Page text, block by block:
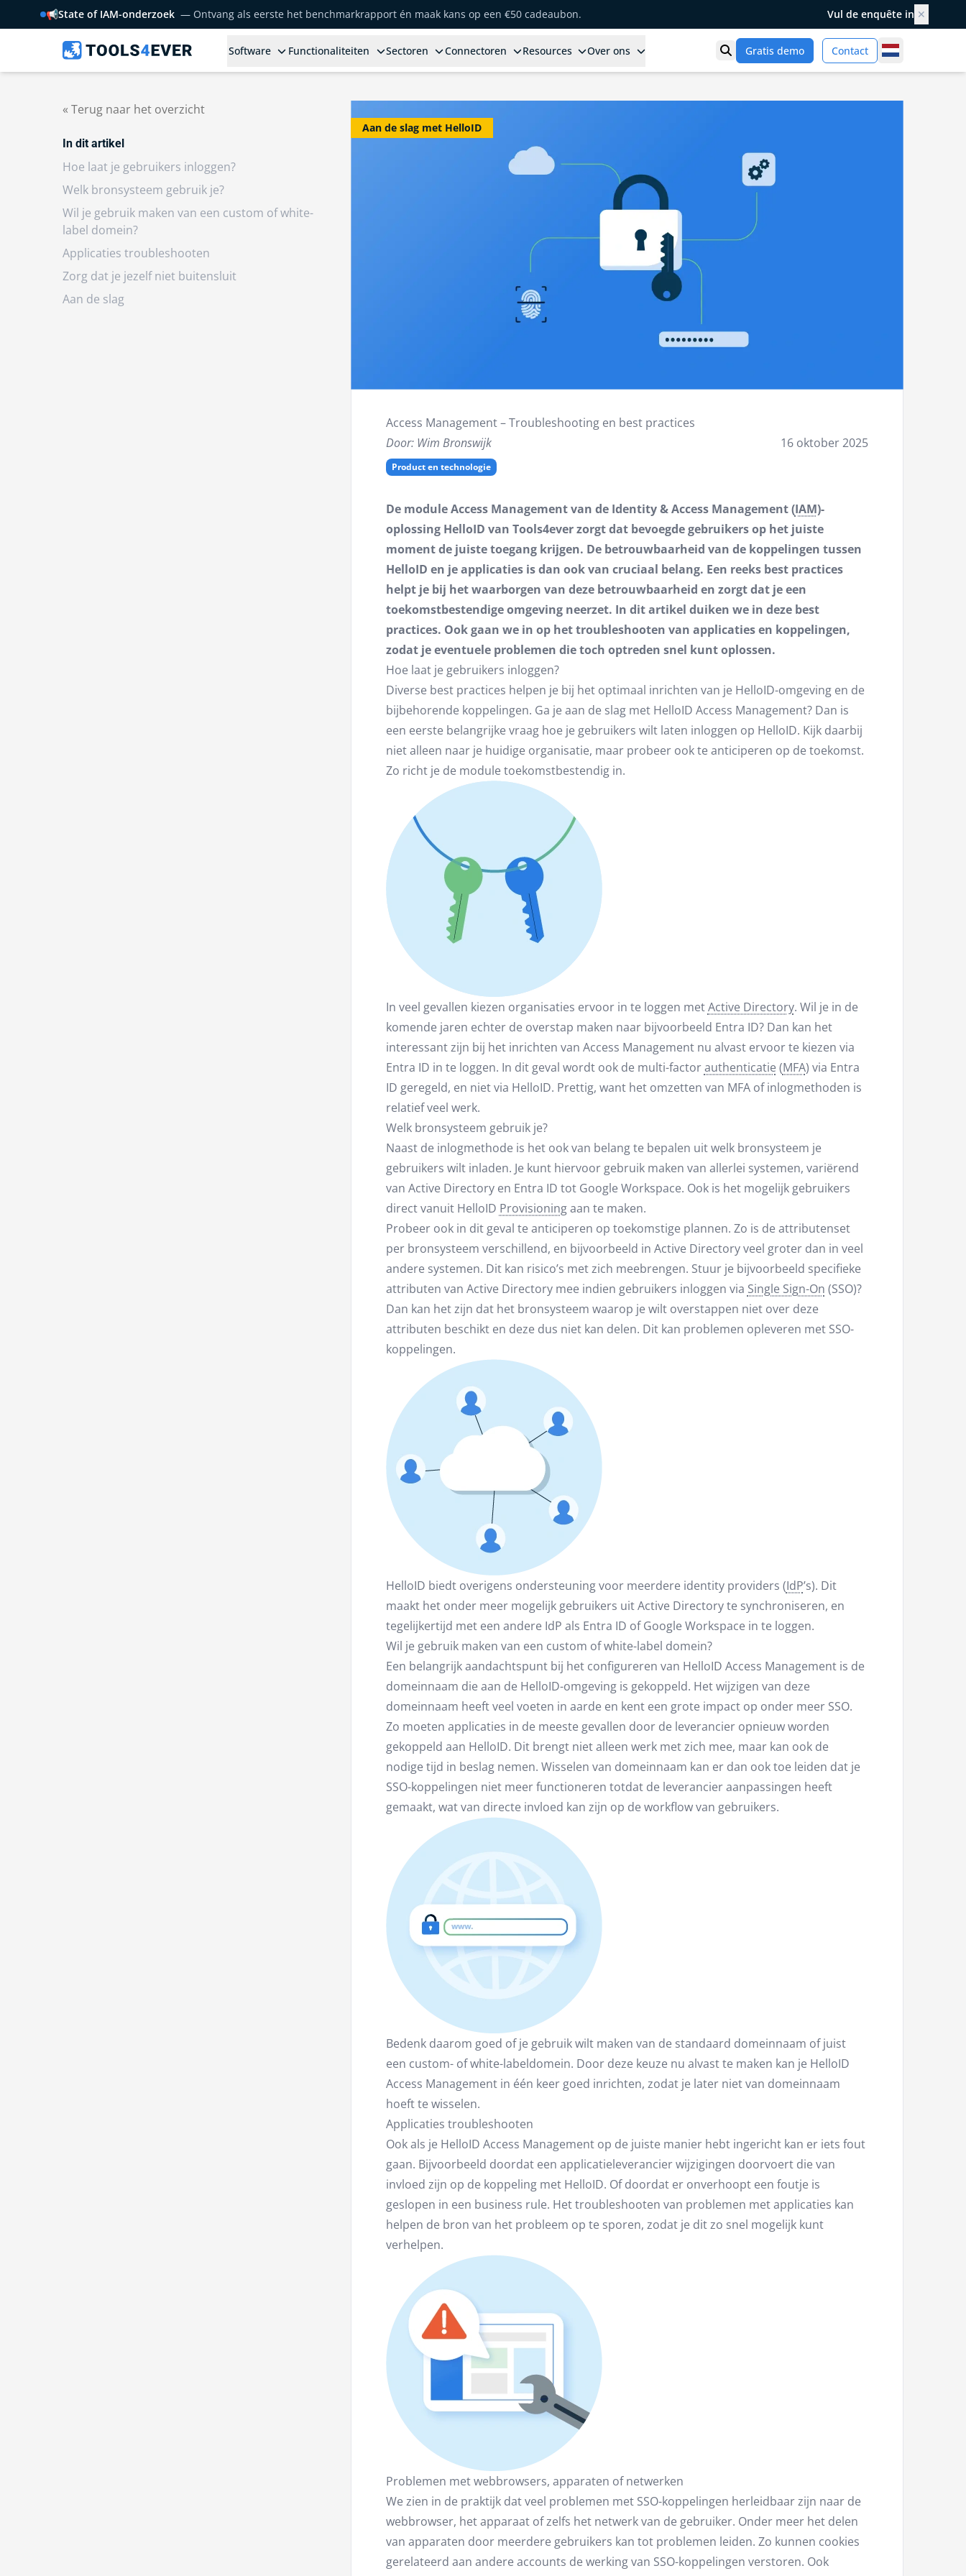
📢State of IAM-onderzoek — Ontvang als eerste het benchmarkrapport én maak kans op een €50 cadeaubon. Vul de enquête in ✕
Software Functionaliteiten Sectoren Connectoren Resources Over ons Toon zoek
Gratis demo Contact Netherlands
« Terug naar het overzicht
In dit artikel
Hoe laat je gebruikers inloggen?
Welk bronsysteem gebruik je?
Wil je gebruik maken van een custom of white-
label domein?
Applicaties troubleshooten
Zorg dat je jezelf niet buitensluit
Aan de slag
Aan de slag met HelloID
Access Management – Troubleshooting en best practices
Door: Wim Bronswijk
16 oktober 2025
Product en technologie
De module Access Management van de Identity & Access Management (IAM)-
oplossing HelloID van Tools4ever zorgt dat bevoegde gebruikers op het juiste
moment de juiste toegang krijgen. De betrouwbaarheid van de koppelingen tussen
HelloID en je applicaties is dan ook van cruciaal belang. Een reeks best practices
helpt je bij het waarborgen van deze betrouwbaarheid en zorgt dat je een
toekomstbestendige omgeving neerzet. In dit artikel duiken we in deze best
practices. Ook gaan we in op het troubleshooten van applicaties en koppelingen,
zodat je eventuele problemen die toch optreden snel kunt oplossen.
Hoe laat je gebruikers inloggen?
Diverse best practices helpen je bij het optimaal inrichten van je HelloID-omgeving en de
bijbehorende koppelingen. Ga je aan de slag met HelloID Access Management? Dan is
een eerste belangrijke vraag hoe je gebruikers wilt laten inloggen op HelloID. Kijk daarbij
niet alleen naar je huidige organisatie, maar probeer ook te anticiperen op de toekomst.
Zo richt je de module toekomstbestendig in.
In veel gevallen kiezen organisaties ervoor in te loggen metActive Directory. Wil je in de
komende jaren echter de overstap maken naar bijvoorbeeld Entra ID? Dan kan het
interessant zijn bij het inrichten van Access Management nu alvast ervoor te kiezen via
Entra ID in te loggen. In dit geval wordt ook de multi-factorauthenticatie (MFA) via Entra
ID geregeld, en niet via HelloID. Prettig, want het omzetten van MFA of inlogmethoden is
relatief veel werk.
Welk bronsysteem gebruik je?
Naast de inlogmethode is het ook van belang te bepalen uit welk bronsysteem je
gebruikers wilt inladen. Je kunt hiervoor gebruik maken van allerlei systemen, variërend
van Active Directory en Entra ID tot Google Workspace. Ook is het mogelijk gebruikers
direct vanuit HelloID Provisioningaan te maken.
Probeer ook in dit geval te anticiperen op toekomstige plannen. Zo is de attributenset
per bronsysteem verschillend, en bijvoorbeeld in Active Directory veel groter dan in veel
andere systemen. Dit kan risico’s met zich meebrengen. Stuur je bijvoorbeeld specifieke
attributen van Active Directory mee indien gebruikers inloggen via Single Sign-On (SSO)?
Dan kan het zijn dat het bronsysteem waarop je wilt overstappen niet over deze
attributen beschikt en deze dus niet kan delen. Dit kan problemen opleveren met SSO-
koppelingen.
HelloID biedt overigens ondersteuning voor meerdere identity providers (IdP’s). Dit
maakt het onder meer mogelijk gebruikers uit Active Directory te synchroniseren, en
tegelijkertijd met een andere IdP als Entra ID of Google Workspace in te loggen.
Wil je gebruik maken van een custom of white-label domein?
Een belangrijk aandachtspunt bij het configureren van HelloID Access Management is de
domeinnaam die aan de HelloID-omgeving is gekoppeld. Het wijzigen van deze
domeinnaam heeft veel voeten in aarde en kent een grote impact op onder meer SSO.
Zo moeten applicaties in de meeste gevallen door de leverancier opnieuw worden
gekoppeld aan HelloID. Dit brengt niet alleen werk met zich mee, maar kan ook de
nodige tijd in beslag nemen. Wisselen van domeinnaam kan er dan ook toe leiden dat je
SSO-koppelingen niet meer functioneren totdat de leverancier aanpassingen heeft
gemaakt, wat van directe invloed kan zijn op de workflow van gebruikers.
Bedenk daarom goed of je gebruik wilt maken van de standaard domeinnaam of juist
een custom- of white-labeldomein. Door deze keuze nu alvast te maken kan je HelloID
Access Management in één keer goed inrichten, zodat je later niet van domeinnaam
hoeft te wisselen.
Applicaties troubleshooten
Ook als je HelloID Access Management op de juiste manier hebt ingericht kan er iets fout
gaan. Bijvoorbeeld doordat een applicatieleverancier wijzigingen doorvoert die van
invloed zijn op de koppeling met HelloID. Of doordat er onverhoopt een foutje is
geslopen in een business rule. Het troubleshooten van problemen met applicaties kan
helpen de bron van het probleem op te sporen, zodat je dit zo snel mogelijk kunt
verhelpen.
Problemen met webbrowsers, apparaten of netwerken
We zien in de praktijk dat veel problemen met SSO-koppelingen herleidbaar zijn naar de
webbrowser, het apparaat of zelfs het netwerk van de gebruiker. Onder meer het delen
van apparaten door meerdere gebruikers kan tot problemen leiden. Zo kunnen cookies
gerelateerd aan andere accounts de werking van SSO-koppelingen verstoren. Ook